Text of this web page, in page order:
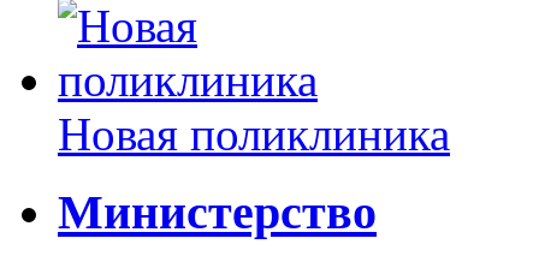
Новая поликлиника
Министерство